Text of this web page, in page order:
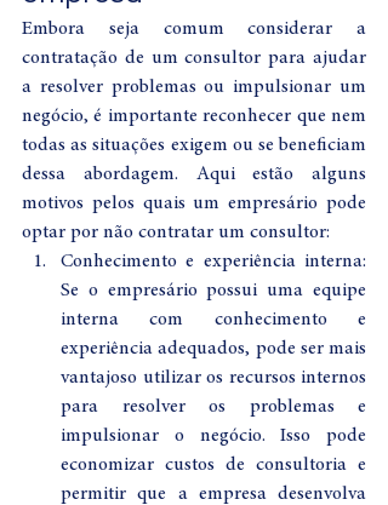
Embora seja comum considerar a
contratação de um consultor para ajudar
a resolver problemas ou impulsionar um
negócio, é importante reconhecer que nem
todas as situações exigem ou se beneficiam
dessa abordagem. Aqui estão alguns
motivos pelos quais um empresário pode
optar por não contratar um consultor:
Conhecimento e experiência interna:
Se o empresário possui uma equipe
interna com conhecimento e
experiência adequados, pode ser mais
vantajoso utilizar os recursos internos
para resolver os problemas e
impulsionar o negócio. Isso pode
economizar custos de consultoria e
permitir que a empresa desenvolva